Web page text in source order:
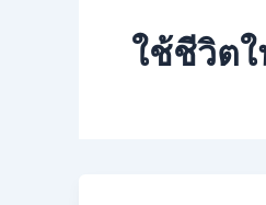
ใช้ชีวิตใ